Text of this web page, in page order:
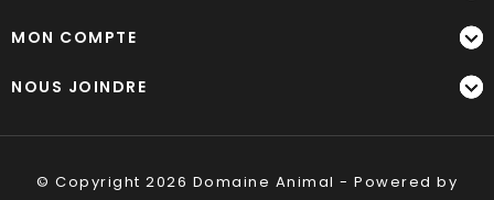
MON COMPTE
NOUS JOINDRE
© Copyright 2026 Domaine Animal - Powered by